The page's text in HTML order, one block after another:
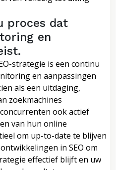
proces dat
en
strategie is een continu
en aanpassingen
als een uitdaging,
zoekmachines
ook actief
van hun online
om up-to-date te blijven
in SEO om
effectief blijft en uw